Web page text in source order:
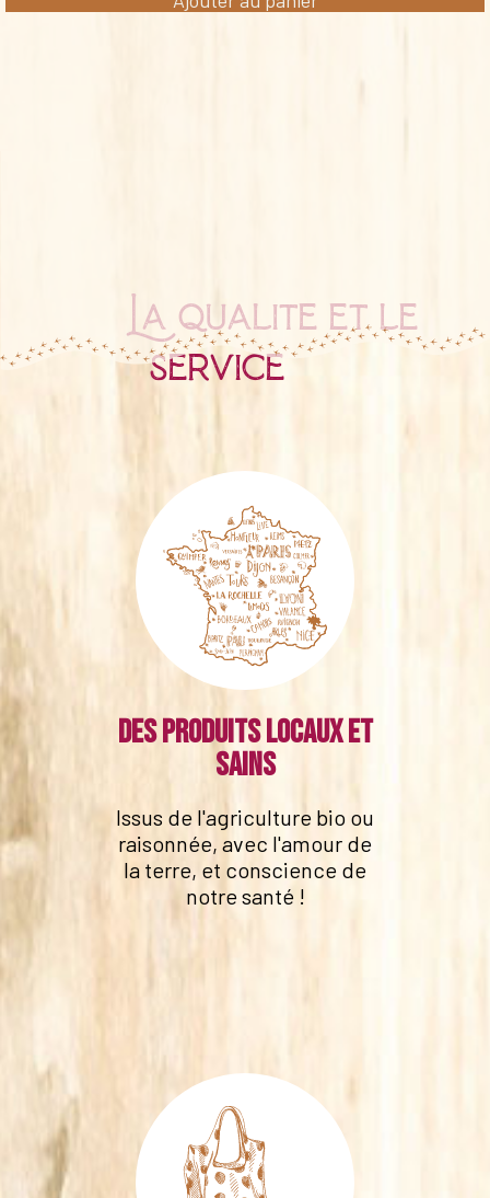
La qualité et le
service
Des produits locaux et
sains
Issus de l'agriculture bio ou
raisonnée, avec l'amour de
la terre, et conscience de
notre santé !